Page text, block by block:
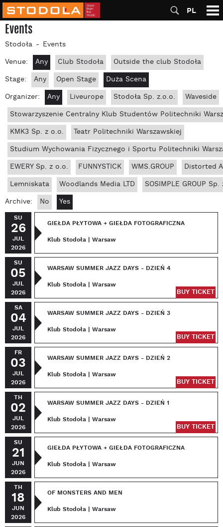
PL
Events
Stodoła
Events
Venue:
Any Club Stodoła
Outside the club Stodoła
Stage:
Any Open Stage
Duża Scena
Organizer:
Any Liveurope Stodoła Sp. z.o.o.
Waveside
Stowarzyszenie Centralny Klub Studentów Politechniki
KMK3 Sp. z o.o.
Teatr Politechniki Warszawskiej
Studium Wychowania Fizycznego i Sportu Politechniki
EWERY Sp. z o.o.
FUNNYSTICK WMS.GROUP
Distorted
Lemniskata
Woodlands Media LTD
SOSIMPLE GROUP
Archive:
No Yes
SU
26
JUL
2026
GIEŁDA PŁYTOWA + GIEŁDA FOTOGRAFICZNA
Klub Stodoła | Warsaw
SU
05
JUL
2026
WARSAW SUMMER JAZZ DAYS - DZIEŃ 4
Klub Stodoła | Warsaw
BUY TICKET
SA
04
JUL
2026
WARSAW SUMMER JAZZ DAYS - DZIEŃ 3
Klub Stodoła | Warsaw
BUY TICKET
FR
03
JUL
2026
WARSAW SUMMER JAZZ DAYS - DZIEŃ 2
Klub Stodoła | Warsaw
BUY TICKET
TH
02
JUL
2026
WARSAW SUMMER JAZZ DAYS - DZIEŃ 1
Klub Stodoła | Warsaw
BUY TICKET
SU
21
JUN
2026
GIEŁDA PŁYTOWA + GIEŁDA FOTOGRAFICZNA
Klub Stodoła | Warsaw
TH
18
JUN
2026
OF MONSTERS AND MEN
Klub Stodoła | Warsaw